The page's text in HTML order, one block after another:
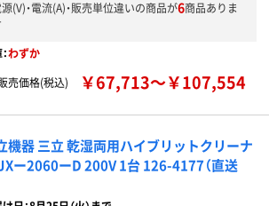
(V)・電流(A)・販売単位違いの商品が6商品ありま
わずか
売価格(税込)
￥67,713～￥107,554
機器 三立 乾湿両用ハイブリットクリーナ
ー2060ーD 200V 1台 126-4177（直送